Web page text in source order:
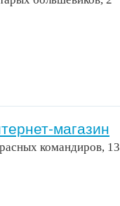
магазин
командиров, 13